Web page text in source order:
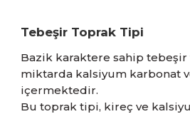
Tebeşir Toprak Tipi
Bazik karaktere sahip tebeşir
miktarda kalsiyum karbonat
içermektedir.
Bu toprak tipi, kireç ve